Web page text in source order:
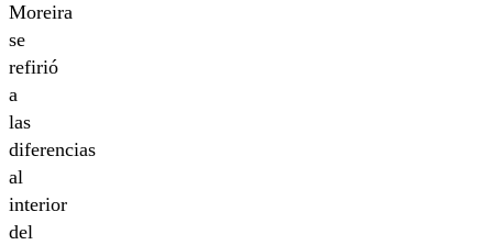
Moreira
se
refirió
a
las
diferencias
al
interior
del